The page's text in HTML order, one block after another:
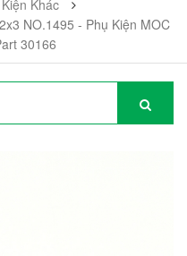
Khác
NO.1495 - Phụ Kiện MOC
30166